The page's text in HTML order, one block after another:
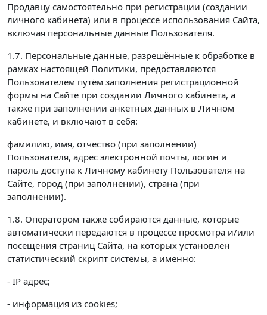
Продавцу самостоятельно при регистрации (создании
личного кабинета) или в процессе использования Сайта,
включая персональные данные Пользователя.
1.7. Персональные данные, разрешённые к обработке в
рамках настоящей Политики, предоставляются
Пользователем путём заполнения регистрационной
формы на Сайте при создании Личного кабинета, а
также при заполнении анкетных данных в Личном
кабинете, и включают в себя:
фамилию, имя, отчество (при заполнении)
Пользователя, адрес электронной почты, логин и
пароль доступа к Личному кабинету Пользователя на
Сайте, город (при заполнении), страна (при
заполнении).
1.8. Оператором также собираются данные, которые
автоматически передаются в процессе просмотра и/или
посещения страниц Сайта, на которых установлен
статистический скрипт системы, а именно:
- IP адрес;
- информация из cookies;